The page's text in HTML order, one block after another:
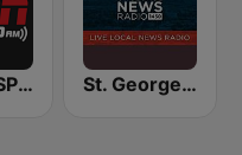
WTLA ESPN Radio 97.7 St. George News Radio KZNU